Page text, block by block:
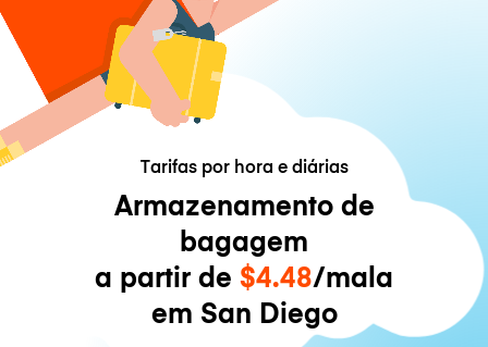
Tarifas por hora e diárias
Armazenamento de
bagagem
a partir de $4.48/mala
em San Diego